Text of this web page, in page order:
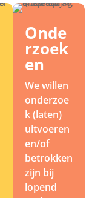
Onde
rzoek
en
We willen
onderzoe
k (laten)
uitvoeren
en/of
betrokken
zijn bij
lopend